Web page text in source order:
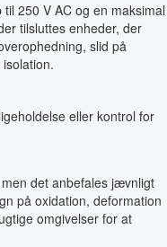
250 V AC og en maksimal
tilsluttes enheder, der
slid på
eller kontrol for
det anbefales jævnligt
på oxidation, deformation
omgivelser for at